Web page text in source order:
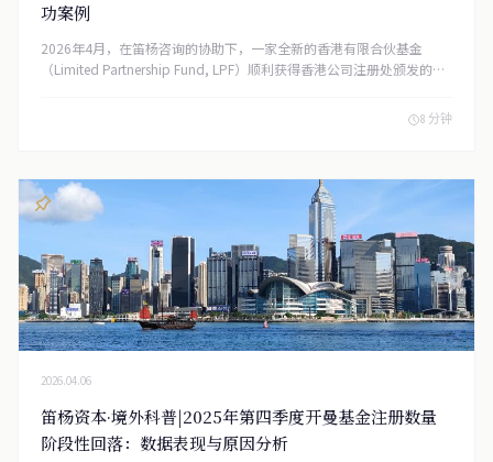
功案例
2026年4月，在笛杨咨询的协助下，一家全新的香港有限合伙基金
（Limited Partnership Fund, LPF）顺利获得香港公司注册处颁发的注
8 分钟
2026.04.06
笛杨资本·境外科普|2025年第四季度开曼基金注册数量
阶段性回落：数据表现与原因分析